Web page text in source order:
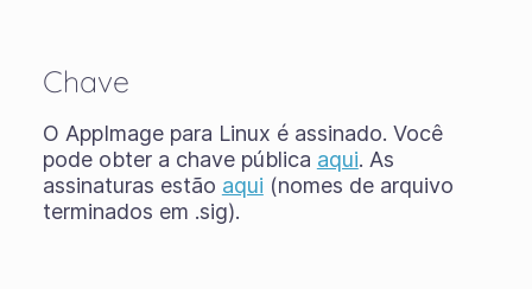
Chave
O AppImage para Linux é assinado. Você
pode obter a chave pública aqui. As
assinaturas estão aqui (nomes de arquivo
terminados em .sig).